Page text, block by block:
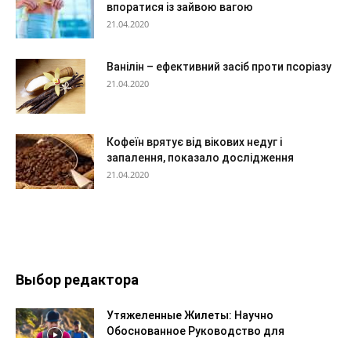
впоратися із зайвою вагою
21.04.2020
Ванілін – ефективний засіб проти псоріазу
21.04.2020
Кофеїн врятує від вікових недуг і
запалення, показало дослідження
21.04.2020
Выбор редактора
Утяжеленные Жилеты: Научно
Обоснованное Руководство для